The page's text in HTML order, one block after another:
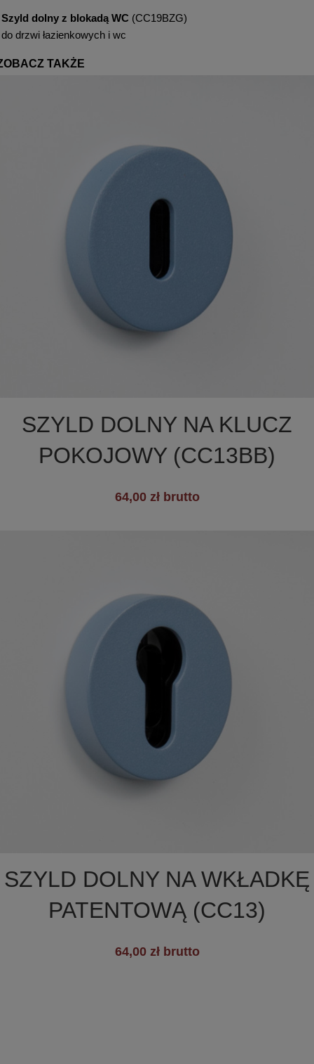
Szyld dolny z blokadą WC (CC19BZG)
do drzwi łazienkowych i wc
TAKŻE

+19
SZYLD DOLNY NA KLUCZ
POKOJOWY (CC13BB)
64,00 zł brutto

SZYLD DOLNY NA WKŁADKĘ
PATENTOWĄ (CC13)
64,00 zł brutto